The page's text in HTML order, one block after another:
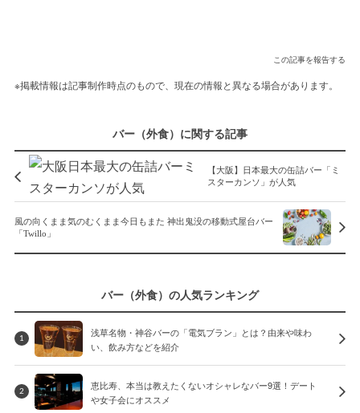
この記事を報告する
※掲載情報は記事制作時点のもので、現在の情報と異なる場合があります。
バー（外食）に関する記事
【大阪】日本最大の缶詰バー「ミ
スターカンソ」が人気
風の向くまま気のむくまま今日もまた 神出鬼没の移動式屋台バー
「Twillo」
バー（外食）の人気ランキング
1
浅草名物・神谷バーの「電気ブラン」とは？由来や味わ
い、飲み方などを紹介
2
恵比寿、本当は教えたくないオシャレなバー9選！デート
や女子会にオススメ